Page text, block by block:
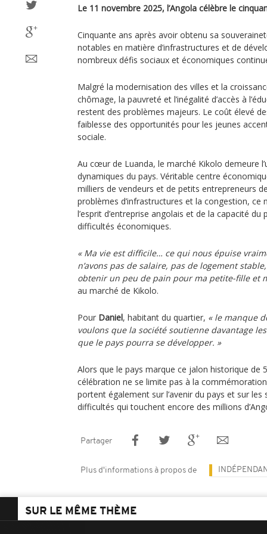
Le 11 novembre 2025, l’Angola célèbre le
Cinquante ans après avoir obtenu sa
notables en matière d’infrastructures et de
nombreux défis sociaux et économiques
Malgré la modernisation des villes et la
chômage, la pauvreté et l’inégalité d’accès à
restent des problèmes majeurs. Le coût élevé
faiblesse des opportunités pour les jeunes
sociale.
Au cœur de Luanda, le marché Kikolo demeure
dynamiques du pays. Véritable centre
milliers de vendeurs et de petits entrepreneurs
problèmes d’infrastructures et la congestion, ce
l’esprit d’entreprise angolais et de la capacité du
difficultés économiques.
« Ma vie est difficile… ce qui nous épuise
n’avons pas de salaire, pas de logement
obtenir un peu de pain pour ma petite-fille et
au marché de Kikolo.
Pour Daniel, habitant du quartier, « le manque
voulons que la société soutienne davantage
que le pays pourra se développer. »
Alors que le pays marque ce jalon historique de
célébration ne se limite pas à la
portent également sur l’avenir du pays et sur
difficultés qui touchent encore des millions
Partager
Plus d'informations à propos de
SUR LE MÊME THÈME